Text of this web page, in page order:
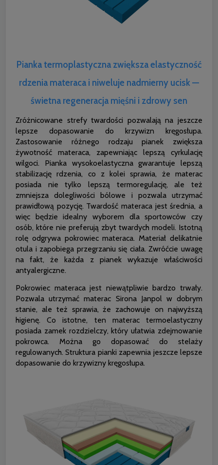
Pianka termoplastyczna zwiększa elastyczność
rdzenia materaca i niweluje nadmierny ucisk —
świetna regeneracja mięśni i zdrowy sen
Zróżnicowane strefy twardości pozwalają na jeszcze
lepsze dopasowanie do krzywizn kręgosłupa.
Zastosowanie różnego rodzaju pianek zwiększa
żywotność materaca, zapewniając lepszą cyrkulację
wilgoci. Pianka wysokoelastyczna gwarantuje lepszą
stabilizację rdzenia, co z kolei sprawia, że materac
posiada nie tylko lepszą termoregulację, ale też
zmniejsza dolegliwości bólowe i pozwala utrzymać
prawidłową pozycję. Twardość materaca jest średnia, a
więc będzie idealny wyborem dla sportowców czy
osób, które nie preferują zbyt twardych modeli. Istotną
rolę odgrywa pokrowiec materaca. Materiał delikatnie
otula i zapobiega przegrzaniu się ciała. Zwróćcie uwagę
na fakt, że każda z pianek wykazuje właściwości
antyalergiczne.
Pokrowiec materaca jest niewątpliwie bardzo trwały.
Pozwala utrzymać materac Sirona Janpol w dobrym
stanie, ale też sprawia, że zachowuje on najwyższą
higienę. Co istotne, ten materac termoelastyczny
posiada zamek rozdzielczy, który ułatwia zdejmowanie
pokrowca. Można go dopasować do stelaży
regulowanych. Struktura pianki zapewnia jeszcze lepsze
dopasowanie do krzywizny kręgosłupa.